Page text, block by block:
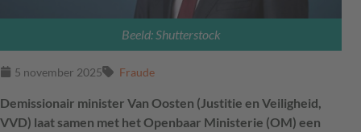
Beeld: Shutterstock
5 november 2025 Fraude
Demissionair minister Van Oosten (Justitie en Veiligheid,
VVD) laat samen met het Openbaar Ministerie (OM) een